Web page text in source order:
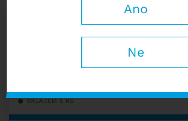
−
SKLADEM 5 KS
Ano
Ne